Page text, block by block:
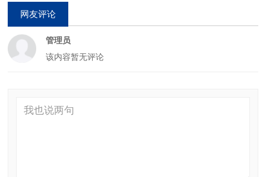
药品的安全和品质保证
网友评论
管理员
该内容暂无评论